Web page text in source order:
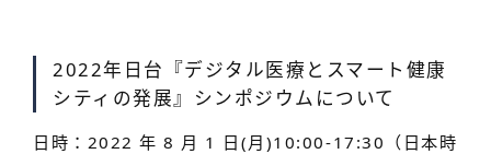
2022年日台『デジタル医療とスマート健康
シティの発展』シンポジウムについて
日時：2022 年 8 月 1 日(月)10:00-17:30（日本時